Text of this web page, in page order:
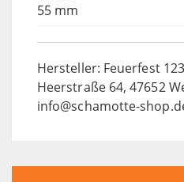
55 mm
Hersteller: Feuerfest
Heerstraße 64, 47652
info@schamotte-